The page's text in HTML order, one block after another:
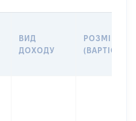
ВИД
ДОХОДУ
РОЗМІР
(ВАРТІСТЬ)